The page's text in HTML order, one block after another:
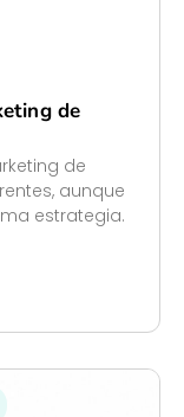
de
de
aunque
estrategia.